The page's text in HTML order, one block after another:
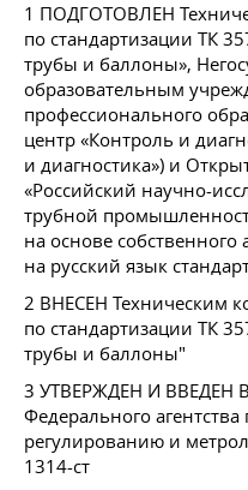
1 ПОДГОТОВЛЕН
по стандартизации ТК
трубы и баллоны»,
образовательным
профессионального
центр «Контроль и
и диагностика») и
«Российский научно-
трубной
на основе собственного
на русский язык
2 ВНЕСЕН Техническим
по стандартизации ТК
трубы и баллоны"
3 УТВЕРЖДЕН И ВВЕДЕН
Федерального
регулированию и
1314-ст